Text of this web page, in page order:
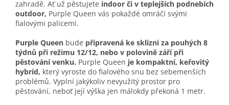
zahradě. Ať už pěstujete indoor či v teplejších podnebích
outdoor, Purple Queen vás pokaždé omráčí svými
fialovými palicemi.
Purple Queen bude připravená ke sklizni za pouhých 8
týdnů při režimu 12/12, nebo v polovině září při
pěstování venku. Purple Queen je kompaktní, keřovitý
hybrid, který vyroste do fialového snu bez sebemenších
problémů. Vyplní jakýkoliv nevyužitý prostor pro
pěstování, neboť její výška jen málokdy překoná 1 metr.